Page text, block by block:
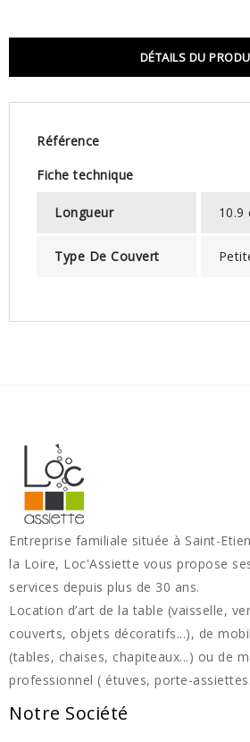
DÉTAILS DU
Référence
Fiche technique
Longueur 10.9
Type De Couvert
Entreprise familiale située à Saint-
la Loire, Loc'Assiette vous propose
services depuis plus de 30 ans.
Location d’art de la table (vaisselle,
couverts, objets décoratifs...), de
(tables, chaises, chapiteaux...) ou de
professionnel ( étuves, porte-
Notre Société